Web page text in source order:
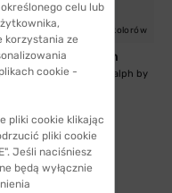
5 kolorów
by Ralph Lauren
przeciwsłoneczne Ralph by
celu lub
korzystania ze
cookie -
pliki cookie klikając
pliki cookie
Jeśli naciśniesz
będą wyłącznie